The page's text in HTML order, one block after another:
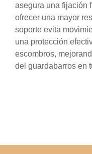
asegura una fijación
ofrecer una mayor
soporte evita
una protección
escombros,
del guardabarros en